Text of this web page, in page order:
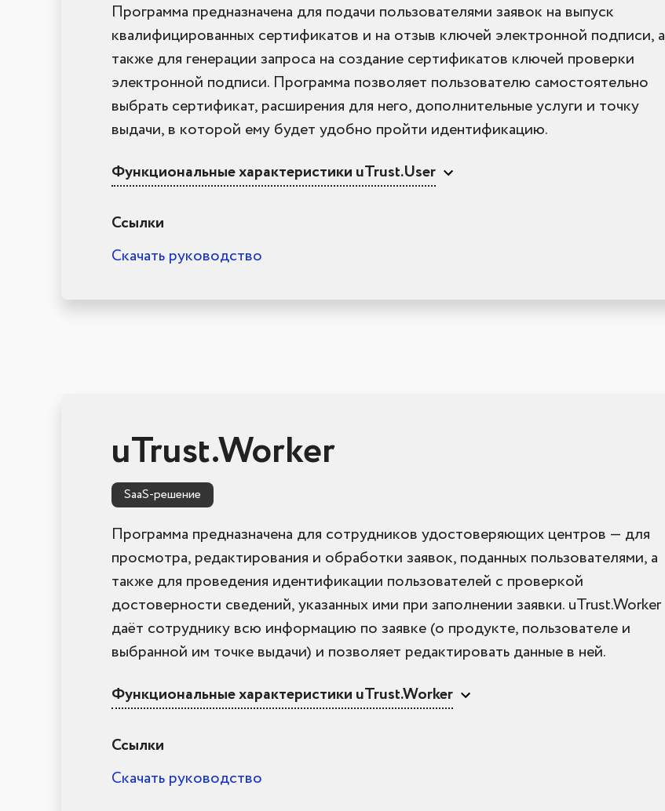
Программа предназначена для подачи пользователями заявок на выпуск
квалифицированных сертификатов и на отзыв ключей электронной подписи, а
также для генерации запроса на создание сертификатов ключей проверки
электронной подписи. Программа позволяет пользователю самостоятельно
выбрать сертификат, расширения для него, дополнительные услуги и точку
выдачи, в которой ему будет удобно пройти идентификацию.
Функциональные характеристики uTrust.User
Ссылки
Скачать руководство
uTrust.Worker
SaaS-решение
Программа предназначена для сотрудников удостоверяющих центров — для
просмотра, редактирования и обработки заявок, поданных пользователями, а
также для проведения идентификации пользователей с проверкой
достоверности сведений, указанных ими при заполнении заявки. uTrust.Worker
даёт сотруднику всю информацию по заявке (о продукте, пользователе и
выбранной им точке выдачи) и позволяет редактировать данные в ней.
Функциональные характеристики uTrust.Worker
Ссылки
Скачать руководство